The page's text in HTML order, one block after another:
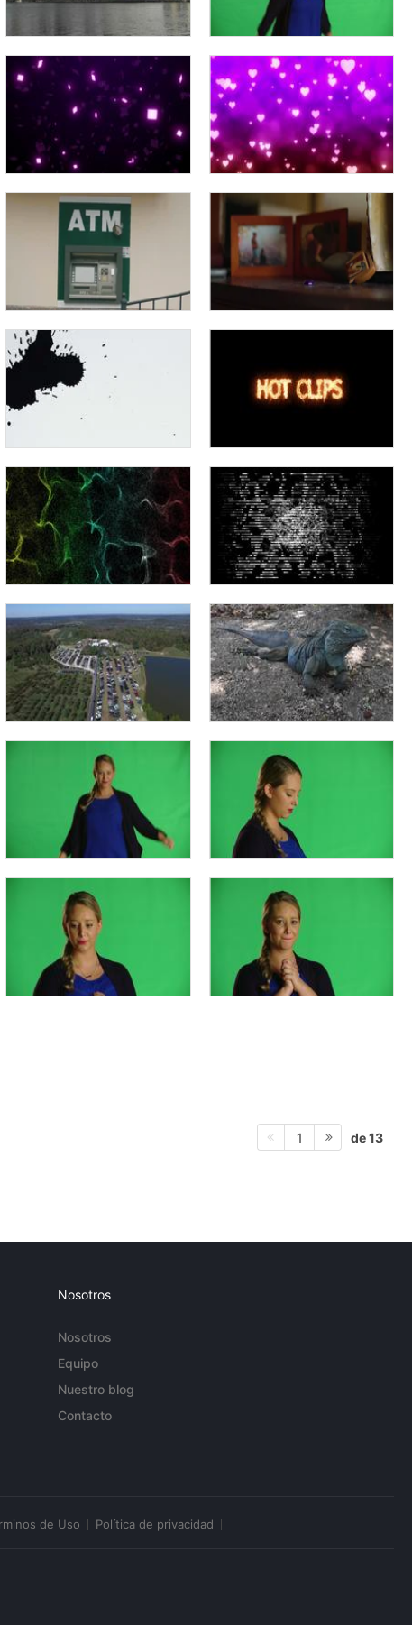
1 de 13
Nosotros
Nosotros
Equipo
Nuestro blog
Contacto
de Uso Política de privacidad